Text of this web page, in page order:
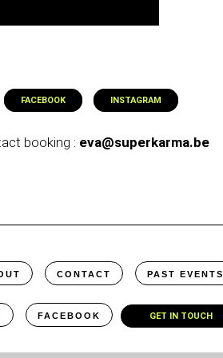
FACEBOOK INSTAGRAM
booking : eva@superkarma.be
CONTACT PAST EVENTS
FACEBOOK GET IN TOUCH